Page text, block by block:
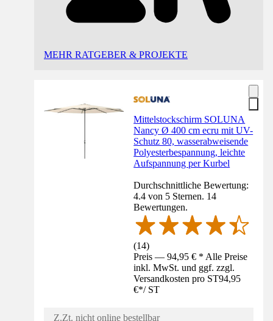
MEHR RATGEBER & PROJEKTE
Mittelstockschirm SOLUNA
Nancy Ø 400 cm ecru mit UV-
Schutz 80, wasserabweisende
Polyesterbespannung, leichte
Aufspannung per Kurbel
Durchschnittliche Bewertung:
4.4 von 5 Sternen. 14
Bewertungen.
(14)
Preis — 94,95 € * Alle Preise
inkl. MwSt. und ggf. zzgl.
Versandkosten pro ST94,95
€*/ ST
Z.Zt. nicht online bestellbar